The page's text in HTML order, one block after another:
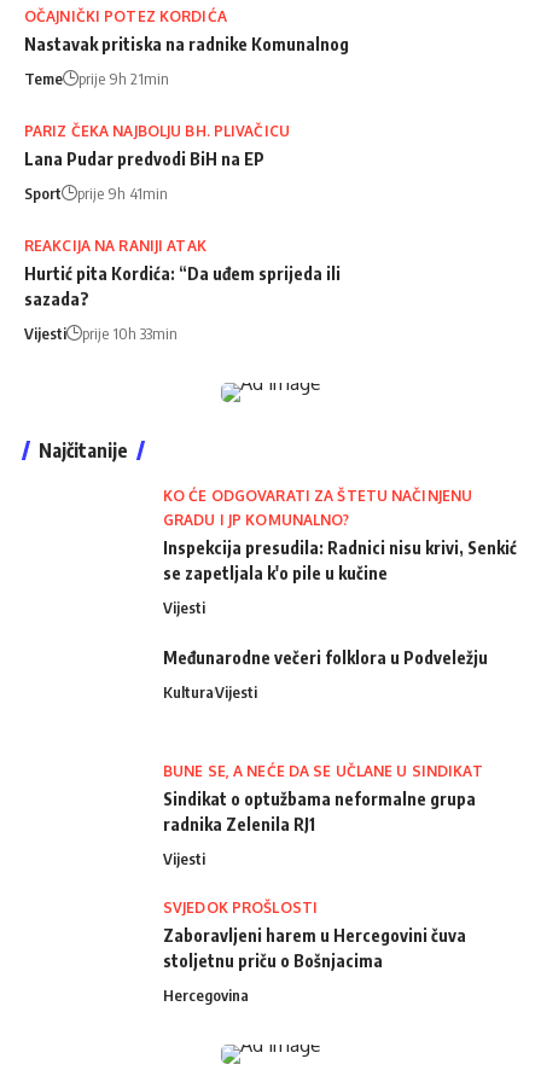
OČAJNIČKI POTEZ KORDIĆA
Nastavak pritiska na radnike Komunalnog
Teme prije 9h 21min
PARIZ ČEKA NAJBOLJU BH. PLIVAČICU
Lana Pudar predvodi BiH na EP
Sport prije 9h 41min
REAKCIJA NA RANIJI ATAK
Hurtić pita Kordića: “Da uđem sprijeda ili
sazada?
Vijesti prije 10h 33min
Najčitanije
KO ĆE ODGOVARATI ZA ŠTETU NAČINJENU
GRADU I JP KOMUNALNO?
Inspekcija presudila: Radnici nisu krivi, Senkić
se zapetljala k'o pile u kučine
Vijesti
Međunarodne večeri folklora u Podveležju
KulturaVijesti
BUNE SE, A NEĆE DA SE UČLANE U SINDIKAT
Sindikat o optužbama neformalne grupa
radnika Zelenila RJ1
Vijesti
SVJEDOK PROŠLOSTI
Zaboravljeni harem u Hercegovini čuva
stoljetnu priču o Bošnjacima
Hercegovina